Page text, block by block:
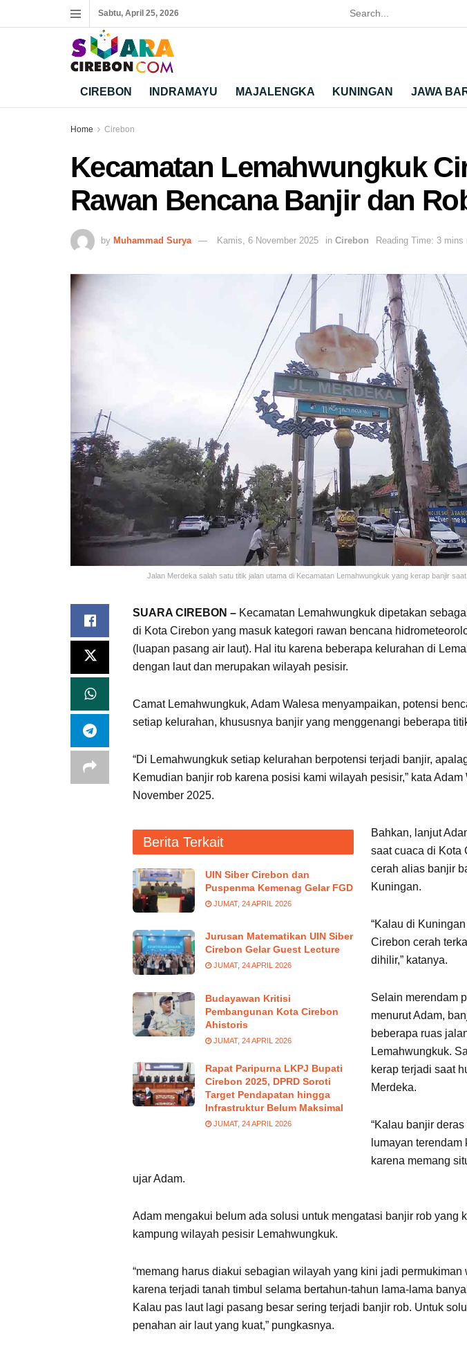
Sabtu, April 25, 2026
CIREBON INDRAMAYU MAJALENGKA KUNINGAN JAWA
Home Cirebon
Kecamatan Lemahwungkuk
Rawan Bencana Banjir dan
by Muhammad Surya Kamis, 6 November 2025 in Cirebon Reading Time: 3 mins
Jalan Merdeka salah satu titik jalan utama di Kecamatan Lemahwungkuk yang kerap banjir
SUARA CIREBON – Kecamatan Lemahwungkuk dipetakan
di Kota Cirebon yang masuk kategori rawan bencana
(luapan pasang air laut). Hal itu karena beberapa kelurahan di
dengan laut dan merupakan wilayah pesisir.
Camat Lemahwungkuk, Adam Walesa menyampaikan, potensi
setiap kelurahan, khususnya banjir yang menggenangi beberapa
“Di Lemahwungkuk setiap kelurahan berpotensi terjadi banjir,
Kemudian banjir rob karena posisi kami wilayah pesisir,” kata Adam
November 2025.
Berita Terkait
UIN Siber Cirebon dan
Puspenma Kemenag Gelar FGD
JUMAT, 24 APRIL 2026
Jurusan Matematikan UIN Siber
Cirebon Gelar Guest Lecture
JUMAT, 24 APRIL 2026
Budayawan Kritisi
Pembangunan Kota Cirebon
Ahistoris
JUMAT, 24 APRIL 2026
Rapat Paripurna LKPJ Bupati
Cirebon 2025, DPRD Soroti
Target Pendapatan hingga
Infrastruktur Belum Maksimal
JUMAT, 24 APRIL 2026
Bahkan, lanjut
saat cuaca di Kota
cerah alias banjir
Kuningan.
“Kalau di
Cirebon cerah
dihilir,” katanya.
Selain merendam
menurut Adam,
beberapa ruas
Lemahwungkuk.
kerap terjadi saat
Merdeka.
“Kalau banjir
lumayan
karena memang
ujar Adam.
Adam mengakui belum ada solusi untuk mengatasi banjir rob yang
kampung wilayah pesisir Lemahwungkuk.
“memang harus diakui sebagian wilayah yang kini jadi permukiman
karena terjadi tanah timbul selama bertahun-tahun lama-lama
Kalau pas laut lagi pasang besar sering terjadi banjir rob. Untuk
penahan air laut yang kuat,” pungkasnya.